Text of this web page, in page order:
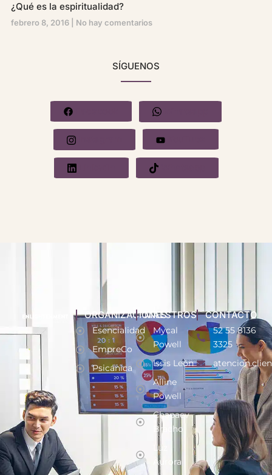
¿Qué es la espiritualidad?
febrero 8, 2016 No hay comentarios
SÍGUENOS
Linkedin Whatsapp
ORGANIZACIONES
Esencialidad
EmpreCo
Psicánica
MAESTROS
Mycal
Powell
Issis León
Alline
Powell
Chapaev
Bracho
Luz
Aurora
CONTACTO
52 55 8136
3325